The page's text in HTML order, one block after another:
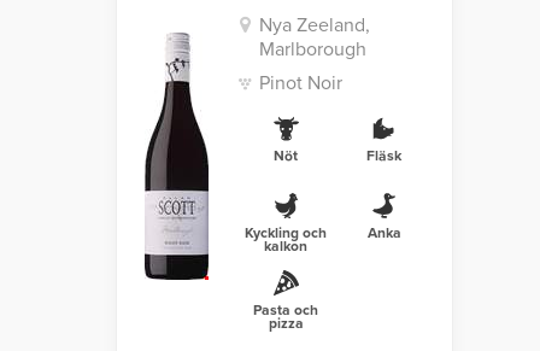
Nya Zeeland,
Marlborough
Pinot Noir
Nöt Fläsk
Kyckling och
kalkon
Anka
Pasta och
pizza